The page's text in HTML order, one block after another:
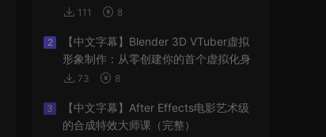
阴影111 8
2
【中文字幕】Blender 3D VTuber虚拟
形象制作：从零创建你的首个虚拟化身
73 8
3
【中文字幕】After Effects电影艺术级
的合成特效大师课（完整）